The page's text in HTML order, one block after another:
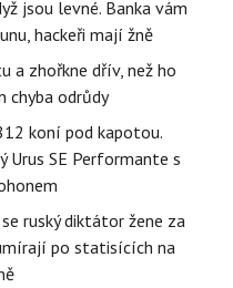
jsou levné. Banka vám
hackeři mají žně
a zhořkne dřív, než ho
chyba odrůdy
koní pod kapotou.
Urus SE Performante s
ruský diktátor žene za
po statisících na